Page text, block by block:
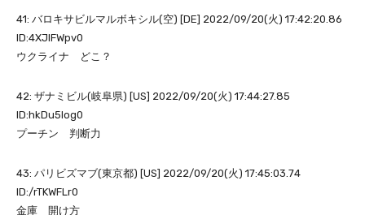
41: バロキサビルマルボキシル(空) [DE] 2022/09/20(火) 17:42:20.86
ID:4XJlFWpv0
ウクライナ どこ？
42: ザナミビル(岐阜県) [US] 2022/09/20(火) 17:44:27.85
ID:hkDu5Iog0
プーチン 判断力
43: パリビズマブ(東京都) [US] 2022/09/20(火) 17:45:03.74
ID:/rTKWFLr0
金庫 開け方